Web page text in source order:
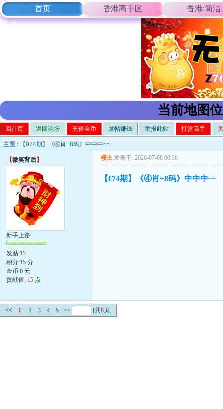
首页 香港高手区 香港:简洁
当前地图
回首页 返回论坛 充值金币 发帖赚钱 举报此贴 打赏高手
主题 : 【074期】《④肖+8码》中中中~~
【微笑背后】
新手上路
发贴:15
积分:15 分
金币:0 元
贡献值: 15 点
楼主 发表于: 2026-07-08 00:30
【074期】《④肖+8码》中中中~~
<< 1 2 3 4 5 >> [共8页]